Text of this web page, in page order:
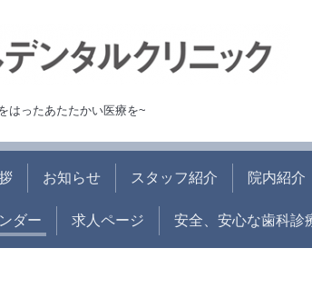
はったあたたかい医療を~
お知らせ スタッフ紹介 院内紹介
ダー 求人ページ 安全、安心な歯科診